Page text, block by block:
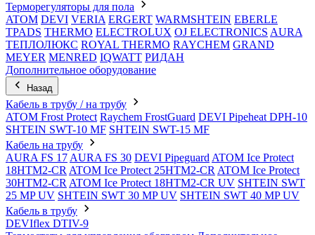
Терморегуляторы для пола
ATOM DEVI VERIA ERGERT WARMSHTEIN EBERLE
TPADS THERMO ELECTROLUX OJ ELECTRONICS AURA
ТЕПЛОЛЮКС ROYAL THERMO RAYCHEM GRAND
MEYER MENRED IQWATT РИДАН
Дополнительное оборудование
Назад
Кабель в трубу / на трубу
ATOM Frost Protect Raychem FrostGuard DEVI Pipeheat DPH-10
SHTEIN SWT-10 MF SHTEIN SWT-15 MF
Кабель на трубу
AURA FS 17 AURA FS 30 DEVI Pipeguard ATOM Ice Protect
18HTM2-CR ATOM Ice Protect 25HTM2-CR ATOM Ice Protect
30HTM2-CR ATOM Ice Protect 18HTM2-CR UV SHTEIN SWT
25 MP UV SHTEIN SWT 30 MP UV SHTEIN SWT 40 MP UV
Кабель в трубу
DEVIflex DTIV-9